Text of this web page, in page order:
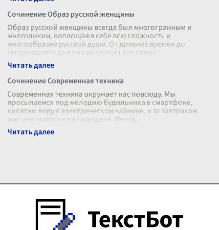
Сочинение Образ русской женщины
Образ русской женщины всегда был многогранным и
многоликим, воплощая в себе всю сложность и
многообразие русской души. От древних времен до
сегодняшнего дня она выступает как симво
Сочинение Современная техника
Современная техника окружает нас повсюду. Мы
просыпаемся под мелодию будильника в смартфоне,
кипятим воду в электрическом чайнике, а за завтраком
листаем новости на планшете. Иногд